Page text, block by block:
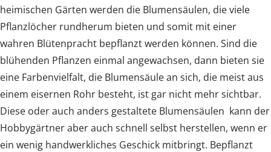
heimischen Gärten werden die Blumensäulen, die viele
Pflanzlöcher rundherum bieten und somit mit einer
wahren Blütenpracht bepflanzt werden können. Sind die
blühenden Pflanzen einmal angewachsen, dann bieten sie
eine Farbenvielfalt, die Blumensäule an sich, die meist aus
einem eisernen Rohr besteht, ist gar nicht mehr sichtbar.
Diese oder auch anders gestaltete Blumensäulen kann der
Hobbygärtner aber auch schnell selbst herstellen, wenn er
ein wenig handwerkliches Geschick mitbringt. Bepflanzt